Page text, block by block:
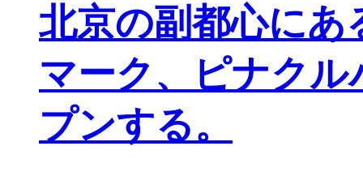
北京の副都心にあ
マーク、ピナク
プンする。